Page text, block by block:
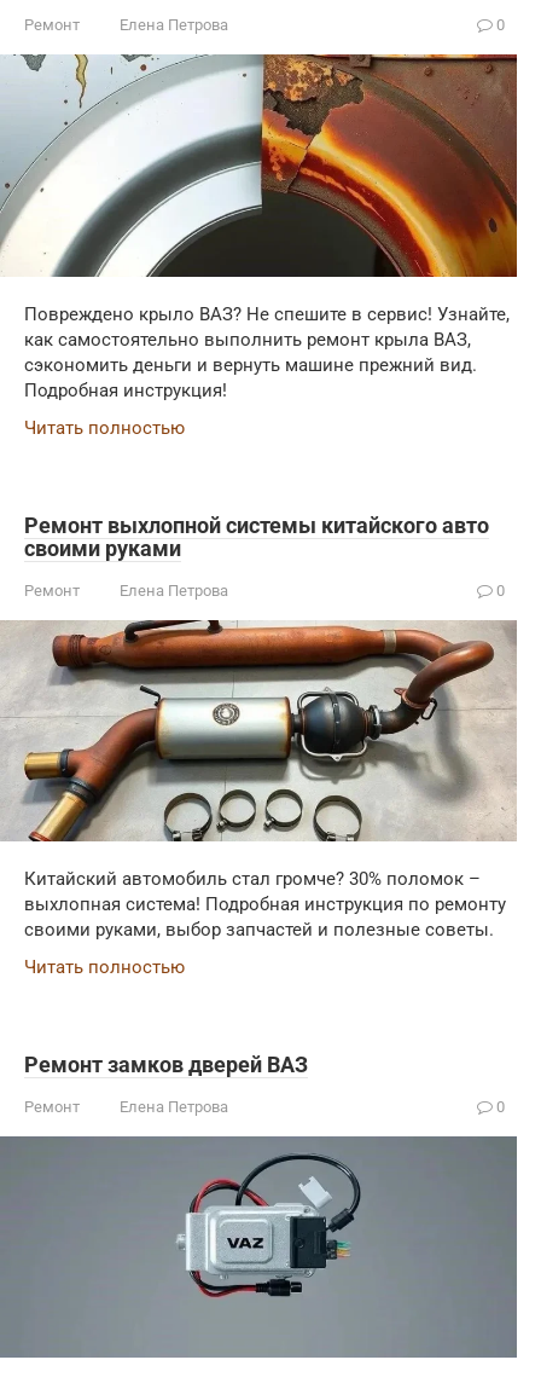
Ремонт Елена Петрова 0
Повреждено крыло ВАЗ? Не спешите в сервис! Узнайте,
как самостоятельно выполнить ремонт крыла ВАЗ,
сэкономить деньги и вернуть машине прежний вид.
Подробная инструкция!
Читать полностью
Ремонт выхлопной системы китайского авто
своими руками
Ремонт Елена Петрова 0
Китайский автомобиль стал громче? 30% поломок –
выхлопная система! Подробная инструкция по ремонту
своими руками, выбор запчастей и полезные советы.
Читать полностью
Ремонт замков дверей ВАЗ
Ремонт Елена Петрова 0